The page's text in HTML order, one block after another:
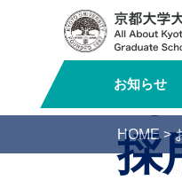
Logo-
Name
お知らせ
HOME >
採